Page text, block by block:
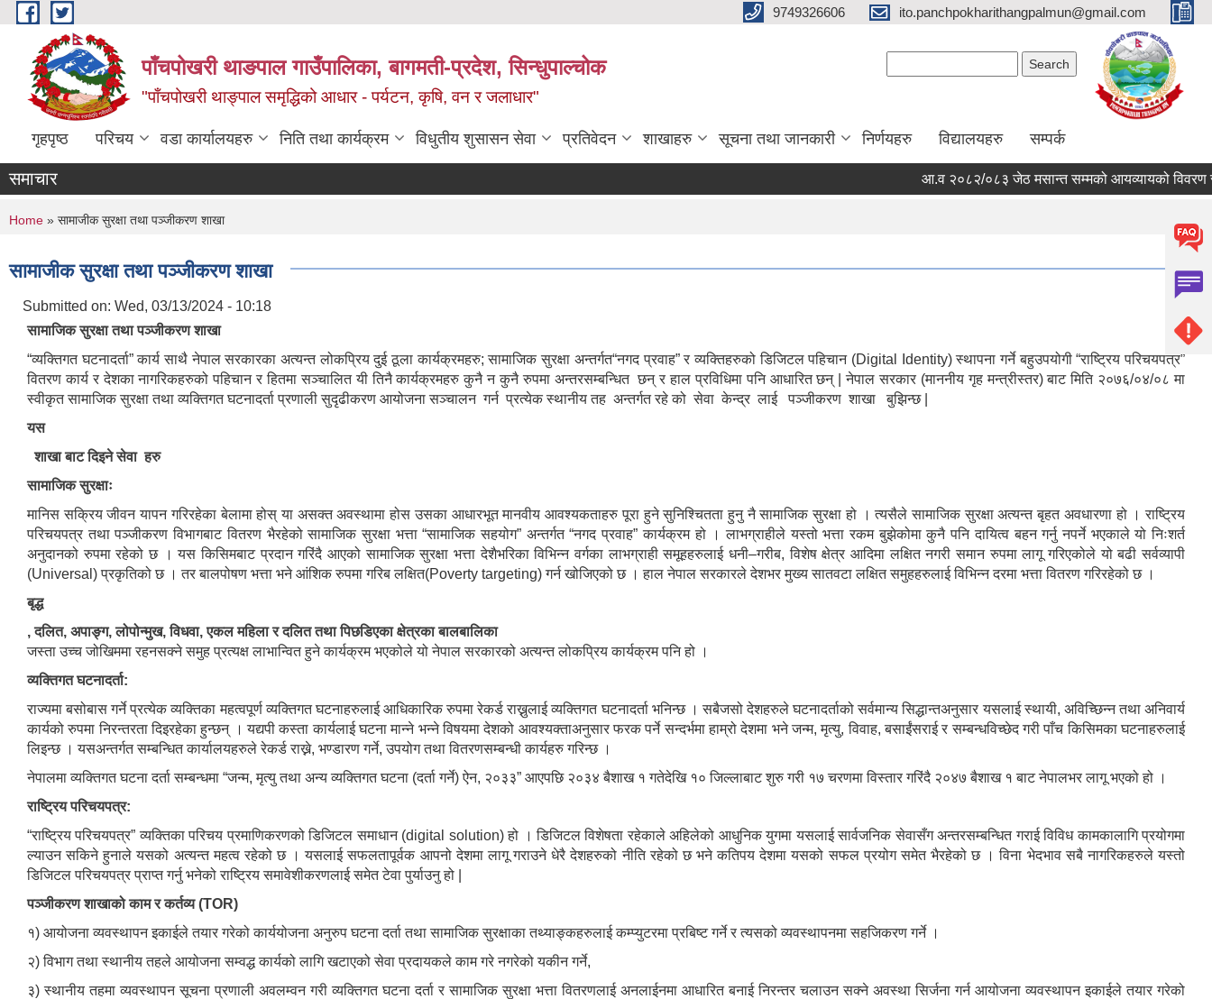
Skip to main content 9749326606 ito.panchpokharithangpalmun@gmail.com
पाँचपोखरी थाङपाल गाउँपालिका, बागमती-प्रदेश, सिन्धुपाल्चोक
"पाँचपोखरी थाङ्पाल समृद्धिको आधार - पर्यटन, कृषि, वन र जलाधार"
गृहपृष्ठ परिचय वडा कार्यालयहरु निति तथा कार्यक्रम विधुतीय शुसासन सेवा प्रतिवेदन शाखाहरु सूचना तथा जानकारी निर्णयहरु विद्यालयहरु सम्पर्क
समाचार आ.व २०८२/०८३ जेठ मसान्त सम्मको आयव्यायको विवरण र
You are here
Home » सामाजीक सुरक्षा तथा पञ्जीकरण शाखा
सामाजीक सुरक्षा तथा पञ्जीकरण शाखा
Submitted on: Wed, 03/13/2024 - 10:18
सामाजिक सुरक्षा तथा पञ्जीकरण शाखा
“व्यक्तिगत घटनादर्ता” कार्य साथै नेपाल सरकारका अत्यन्त लोकप्रिय दुई ठूला कार्यक्रमहरु; सामाजिक सुरक्षा अन्तर्गत“नगद प्रवाह” र व्यक्तिहरुको डिजिटल पहिचान (Digital Identity) स्थापना गर्ने बहुउपयोगी “राष्ट्रिय परिचयपत्र”
वितरण कार्य र देशका नागरिकहरुको पहिचान र हितमा सञ्चालित यी तिनै कार्यक्रमहरु कुनै न कुनै रुपमा अन्तरसम्बन्धित छन् र हाल प्रविधिमा पनि आधारित छन् | नेपाल सरकार (माननीय गृह मन्त्रीस्तर) बाट मिति २०७६/०४/०८ मा
स्वीकृत सामाजिक सुरक्षा तथा व्यक्तिगत घटनादर्ता प्रणाली सुदृढीकरण आयोजना सञ्चालन गर्न प्रत्येक स्थानीय तह अन्तर्गत रहे को सेवा केन्द्र लाई पञ्जीकरण शाखा बुझिन्छ |
यस
शाखा बाट दिइने सेवा हरु
सामाजिक सुरक्षाः
मानिस सक्रिय जीवन यापन गरिरहेका बेलामा होस् या असक्त अवस्थामा होस उसका आधारभूत मानवीय आवश्यकताहरु पूरा हुने सुनिश्चितता हुनु नै सामाजिक सुरक्षा हो । त्यसैले सामाजिक सुरक्षा अत्यन्त बृहत अवधारणा हो । राष्ट्रिय
परिचयपत्र तथा पञ्जीकरण विभागबाट वितरण भैरहेको सामाजिक सुरक्षा भत्ता “सामाजिक सहयोग” अन्तर्गत “नगद प्रवाह” कार्यक्रम हो । लाभग्राहीले यस्तो भत्ता रकम बुझेकोमा कुनै पनि दायित्व बहन गर्नु नपर्ने भएकाले यो निःशर्त
अनुदानको रुपमा रहेको छ । यस किसिमबाट प्रदान गरिंदै आएको सामाजिक सुरक्षा भत्ता देशैभरिका विभिन्न वर्गका लाभग्राही समूहहरुलाई धनी–गरीब, विशेष क्षेत्र आदिमा लक्षित नगरी समान रुपमा लागू गरिएकोले यो बढी सर्वव्यापी
(Universal) प्रकृतिको छ । तर बालपोषण भत्ता भने आंशिक रुपमा गरिब लक्षित(Poverty targeting) गर्न खोजिएको छ । हाल नेपाल सरकारले देशभर मुख्य सातवटा लक्षित समुहहरुलाई विभिन्न दरमा भत्ता वितरण गरिरहेको छ ।
बृद्ध
, दलित, अपाङ्ग, लोपोन्मुख, विधवा, एकल महिला र दलित तथा पिछडिएका क्षेत्रका बालबालिका
जस्ता उच्च जोखिममा रहनसक्ने समुह प्रत्यक्ष लाभान्वित हुने कार्यक्रम भएकोले यो नेपाल सरकारको अत्यन्त लोकप्रिय कार्यक्रम पनि हो ।
व्यक्तिगत घटनादर्ता:
राज्यमा बसोबास गर्ने प्रत्येक व्यक्तिका महत्वपूर्ण व्यक्तिगत घटनाहरुलाई आधिकारिक रुपमा रेकर्ड राख्नुलाई व्यक्तिगत घटनादर्ता भनिन्छ । सबैजसो देशहरुले घटनादर्ताको सर्वमान्य सिद्धान्तअनुसार यसलाई स्थायी, अविच्छिन्न तथा अनिवार्य
कार्यको रुपमा निरन्तरता दिइरहेका हुन्छन् । यद्यपी कस्ता कार्यलाई घटना मान्ने भन्ने विषयमा देशको आवश्यक्ताअनुसार फरक पर्ने सन्दर्भमा हाम्रो देशमा भने जन्म, मृत्यु, विवाह, बसाईंसराई र सम्बन्धविच्छेद गरी पाँच किसिमका घटनाहरुलाई
लिइन्छ । यसअन्तर्गत सम्बन्धित कार्यालयहरुले रेकर्ड राख्ने, भण्डारण गर्ने, उपयोग तथा वितरणसम्बन्धी कार्यहरु गरिन्छ ।
नेपालमा व्यक्तिगत घटना दर्ता सम्बन्धमा “जन्म, मृत्यु तथा अन्य व्यक्तिगत घटना (दर्ता गर्ने) ऐन, २०३३” आएपछि २०३४ बैशाख १ गतेदेखि १० जिल्लाबाट शुरु गरी १७ चरणमा विस्तार गरिंदै २०४७ बैशाख १ बाट नेपालभर लागू भएको हो ।
राष्ट्रिय परिचयपत्र:
“राष्ट्रिय परिचयपत्र” व्यक्तिका परिचय प्रमाणिकरणको डिजिटल समाधान (digital solution) हो । डिजिटल विशेषता रहेकाले अहिलेको आधुनिक युगमा यसलाई सार्वजनिक सेवासँग अन्तरसम्बन्धित गराई विविध कामकालागि प्रयोगमा
ल्याउन सकिने हुनाले यसको अत्यन्त महत्व रहेको छ । यसलाई सफलतापूर्वक आपनो देशमा लागू गराउने धेरै देशहरुको नीति रहेको छ भने कतिपय देशमा यसको सफल प्रयोग समेत भैरहेको छ । विना भेदभाव सबै नागरिकहरुले यस्तो
डिजिटल परिचयपत्र प्राप्त गर्नु भनेको राष्ट्रिय समावेशीकरणलाई समेत टेवा पुर्याउनु हो |
पञ्जीकरण शाखाको काम र कर्तव्य (TOR)
१) आयोजना व्यवस्थापन इकाईले तयार गरेको कार्ययोजना अनुरुप घटना दर्ता तथा सामाजिक सुरक्षाका तथ्याङ्कहरुलाई कम्प्युटरमा प्रबिष्ट गर्ने र त्यसको व्यवस्थापनमा सहजिकरण गर्ने ।
२) विभाग तथा स्थानीय तहले आयोजना सम्वद्ध कार्यको लागि खटाएको सेवा प्रदायकले काम गरे नगरेको यकीन गर्ने,
३) स्थानीय तहमा व्यवस्थापन सूचना प्रणाली अवलम्वन गरी व्यक्तिगत घटना दर्ता र सामाजिक सुरक्षा भत्ता वितरणलाई अनलाईनमा आधारित बनाई निरन्तर चलाउन सक्ने अवस्था सिर्जना गर्न आयोजना व्यवस्थापन इकाईले तयार गरेको